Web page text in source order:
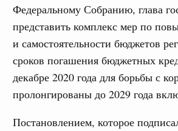
Федеральному Собранию, глава
представить комплекс мер по
и самостоятельности бюджетов
сроков погашения бюджетных
декабре 2020 года для борьбы с
пролонгированы до 2029 года
Постановлением, которое
дал поручения по
«Цифровая индустрия
6 августа, четверг
развитие. Инновации